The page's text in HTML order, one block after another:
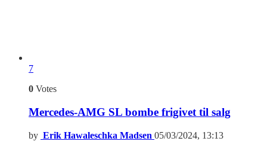
7
0 Votes
Mercedes-AMG SL bombe frigivet til salg
by Erik Hawaleschka Madsen 05/03/2024, 13:13